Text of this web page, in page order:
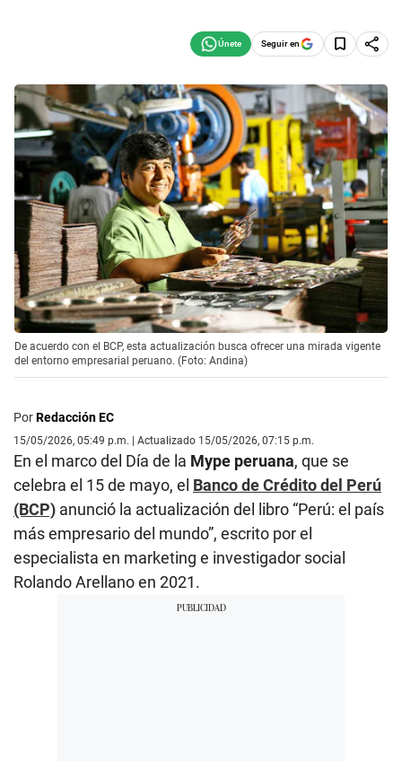
Seguir en
De acuerdo con el BCP, esta actualización busca ofrecer una mirada vigente
del entorno empresarial peruano. (Foto: Andina)
PorRedacción EC
15/05/2026, 05:49 p.m. | Actualizado 15/05/2026, 07:15 p.m.
En el marco del Día de la Mype peruana, que se
celebra el 15 de mayo, el Banco de Crédito del Perú
(BCP) anunció la actualización del libro “Perú: el país
más empresario del mundo”, escrito por el
especialista en marketing e investigador social
Rolando Arellano en 2021.